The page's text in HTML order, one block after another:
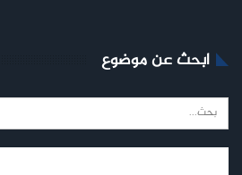
ابحث عن موضوع